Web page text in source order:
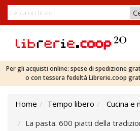
Per gli acquisti online: spese di spedizione
o con tessera fedeltà Librerie.coop
Home Tempo libero
Cucina e
La pasta. 600 piatti della